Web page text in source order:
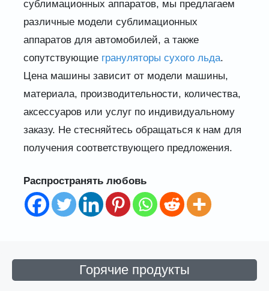
сублимационных аппаратов, мы предлагаем
различные модели сублимационных
аппаратов для автомобилей, а также
сопутствующие грануляторы сухого льда.
Цена машины зависит от модели машины,
материала, производительности, количества,
аксессуаров или услуг по индивидуальному
заказу. Не стесняйтесь обращаться к нам для
получения соответствующего предложения.
Распространять любовь
Горячие продукты